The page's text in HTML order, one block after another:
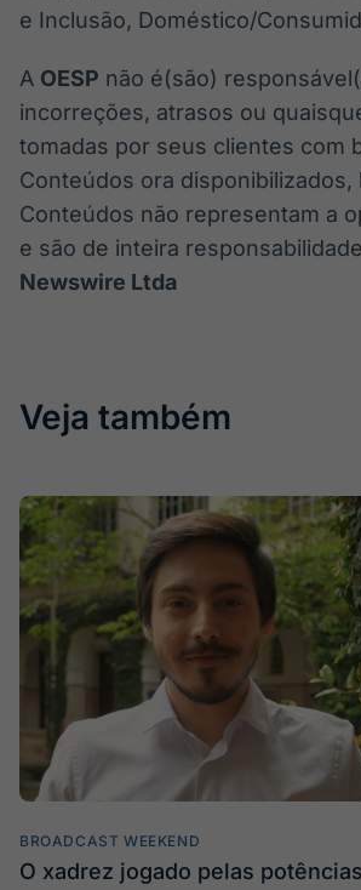
e Inclusão, Doméstico/
A OESP não é(são)
incorreções, atrasos ou
tomadas por seus clientes com
Conteúdos ora disponibilizados,
Conteúdos não representam a
e são de inteira
Newswire Ltda
Veja também
BROADCAST WEEKEND
O xadrez jogado pelas potências